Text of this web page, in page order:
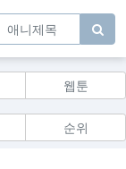
웹툰
순위